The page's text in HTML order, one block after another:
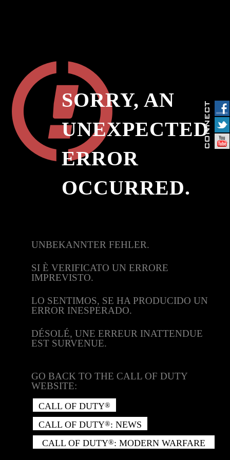
SORRY, AN
UNEXPECTED
ERROR
OCCURRED.
UNBEKANNTER FEHLER.
SI È VERIFICATO UN ERRORE
IMPREVISTO.
LO SENTIMOS, SE HA PRODUCIDO UN
ERROR INESPERADO.
DÉSOLÉ, UNE ERREUR INATTENDUE
EST SURVENUE.
GO BACK TO THE CALL OF DUTY
WEBSITE:
CALL OF DUTY®
CALL OF DUTY®: NEWS
CALL OF DUTY®: MODERN WARFARE